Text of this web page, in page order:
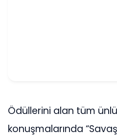
Ödüllerini alan tüm
konuşmalarında